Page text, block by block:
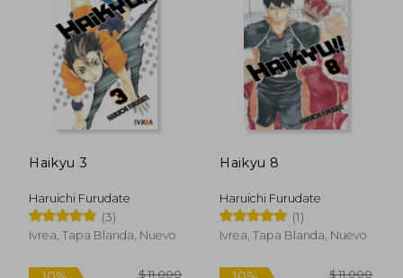
dcto. $ 9.900 dcto.
Haikyu 3
Haruichi Furudate
(3)
Ivrea, Tapa Blanda, Nuevo
Haikyu 8
Haruichi Furudate
(1)
Ivrea, Tapa Blanda, Nuevo